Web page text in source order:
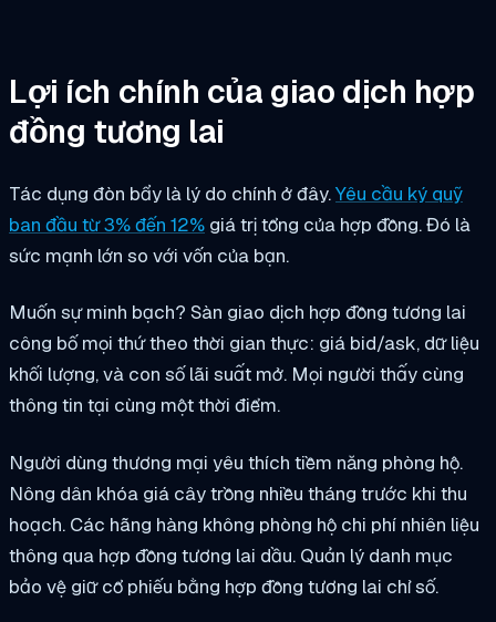
Lợi ích chính của giao dịch hợp
đồng tương lai
Tác dụng đòn bẩy là lý do chính ở đây.Yêu cầu ký quỹ
ban đầu từ 3% đến 12% giá trị tổng của hợp đồng. Đó là
sức mạnh lớn so với vốn của bạn.
Muốn sự minh bạch? Sàn giao dịch hợp đồng tương lai
công bố mọi thứ theo thời gian thực: giá bid/ask, dữ liệu
khối lượng, và con số lãi suất mở. Mọi người thấy cùng
thông tin tại cùng một thời điểm.
Người dùng thương mại yêu thích tiềm năng phòng hộ.
Nông dân khóa giá cây trồng nhiều tháng trước khi thu
hoạch. Các hãng hàng không phòng hộ chi phí nhiên liệu
thông qua hợp đồng tương lai dầu. Quản lý danh mục
bảo vệ giữ cổ phiếu bằng hợp đồng tương lai chỉ số.